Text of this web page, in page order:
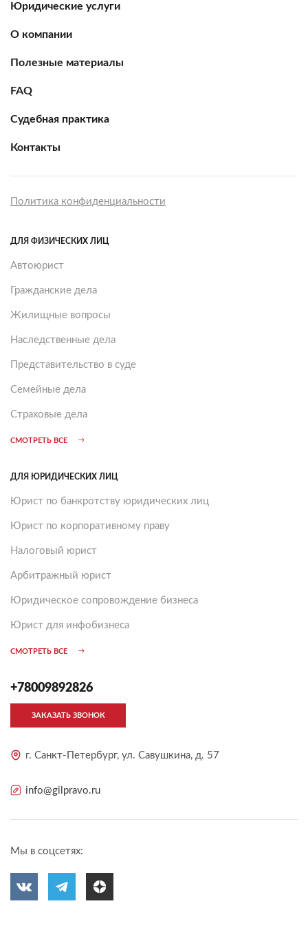
Юридические услуги
О компании
Полезные материалы
FAQ
Судебная практика
Контакты
Политика конфиденциальности
ДЛЯ ФИЗИЧЕСКИХ ЛИЦ
Автоюрист
Гражданские дела
Жилищные вопросы
Наследственные дела
Представительство в суде
Семейные дела
Страховые дела
СМОТРЕТЬ ВСЕ
ДЛЯ ЮРИДИЧЕСКИХ ЛИЦ
Юрист по банкротству юридических лиц
Юрист по корпоративному праву
Налоговый юрист
Арбитражный юрист
Юридическое сопровождение бизнеса
Юрист для инфобизнеса
СМОТРЕТЬ ВСЕ
+78009892826
ЗАКАЗАТЬ ЗВОНОК
г. Санкт-Петербург, ул. Савушкина, д. 57
info@gilpravo.ru
Мы в соцсетях: